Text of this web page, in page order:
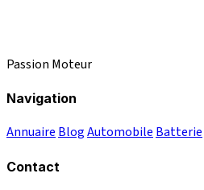
Passion Moteur
Navigation
Annuaire BlogAutomobile Batterie
Contact